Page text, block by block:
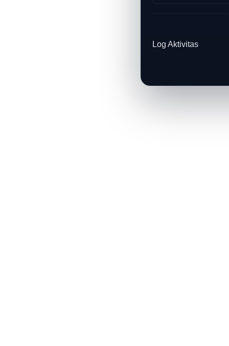
Log Aktivitas